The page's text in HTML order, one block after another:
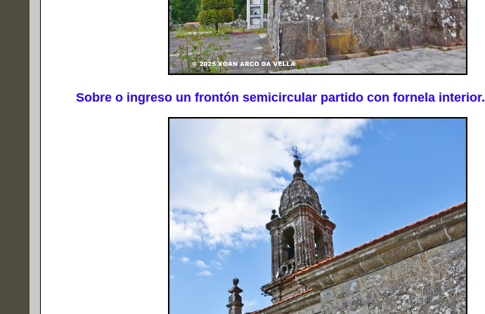
Sobre o ingreso un frontón semicircular partido con fornela interior.